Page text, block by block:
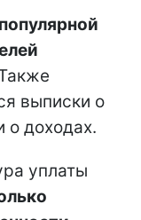
выписки о
о доходах.
уплаты